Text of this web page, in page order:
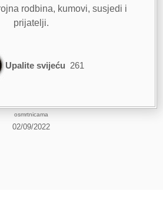
rodbina, kumovi, susjedi i
prijatelji.
Upalite svijeću 261
osmrtnicama
02/09/2022